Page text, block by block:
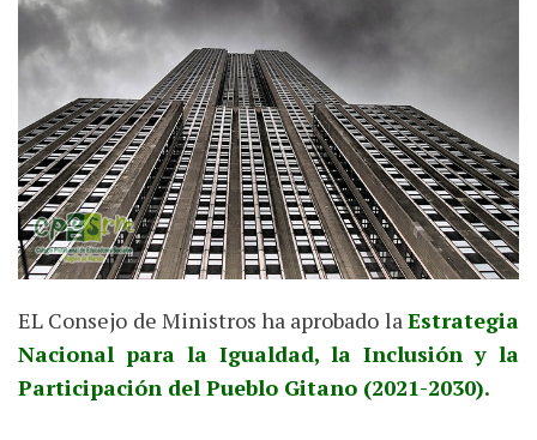
EL Consejo de Ministros ha aprobado la Estrategia
Nacional para la Igualdad, la Inclusión y la
Participación del Pueblo Gitano (2021-2030).